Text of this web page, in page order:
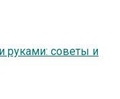
руками: советы и